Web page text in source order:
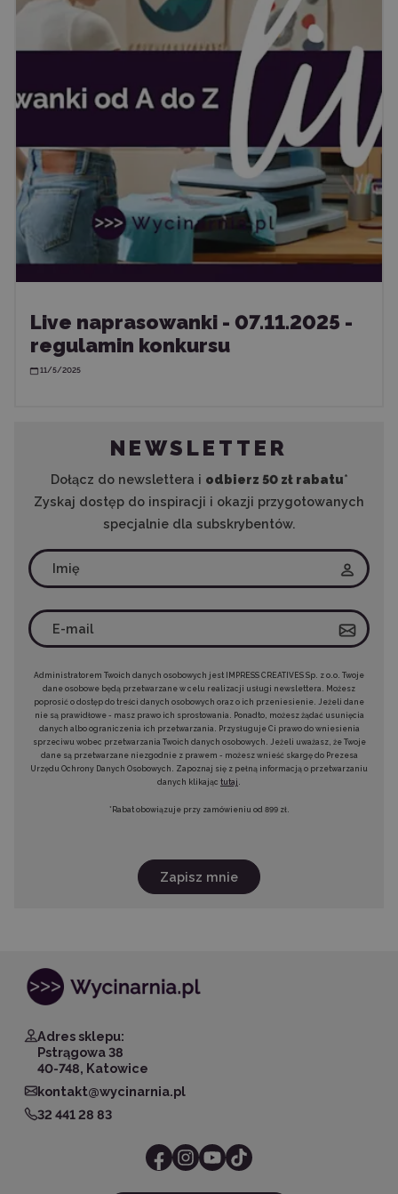
Live naprasowanki - 07.11.2025 -
regulamin konkursu
11/5/2025
NEWSLETTER
Dołącz do newslettera i odbierz 50 zł rabatu*
Zyskaj dostęp do inspiracji i okazji przygotowanych
specjalnie dla subskrybentów.
Administratorem Twoich danych osobowych jest IMPRESS CREATIVES Sp. z o.o. Twoje
dane osobowe będą przetwarzane w celu realizacji usługi newslettera. Możesz
poprosić o dostęp do treści danych osobowych oraz o ich przeniesienie. Jeżeli dane
nie są prawidłowe - masz prawo ich sprostowania. Ponadto, możesz żądać usunięcia
danych albo ograniczenia ich przetwarzania. Przysługuje Ci prawo do wniesienia
sprzeciwu wobec przetwarzania Twoich danych osobowych. Jeżeli uważasz, że Twoje
dane są przetwarzane niezgodnie z prawem - możesz wnieść skargę do Prezesa
Urzędu Ochrony Danych Osobowych. Zapoznaj się z pełną informacją o przetwarzaniu
danych klikając tutaj
*Rabat obowiązuje przy zamówieniu od 899 zł.
Zapisz mnie
Adres sklepu:
Pstrągowa 38
40-748, Katowice
kontakt@wycinarnia.pl
32 441 28 83